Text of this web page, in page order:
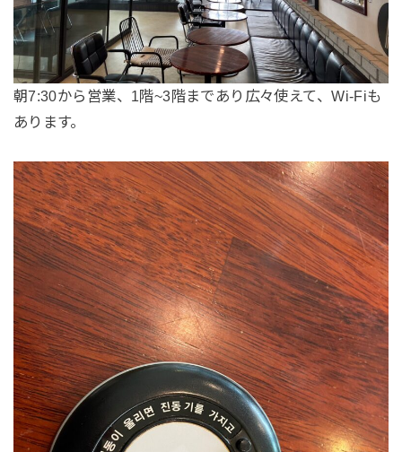
朝7:30から営業、1階~3階まであり広々使えて、Wi-Fiも
あります。